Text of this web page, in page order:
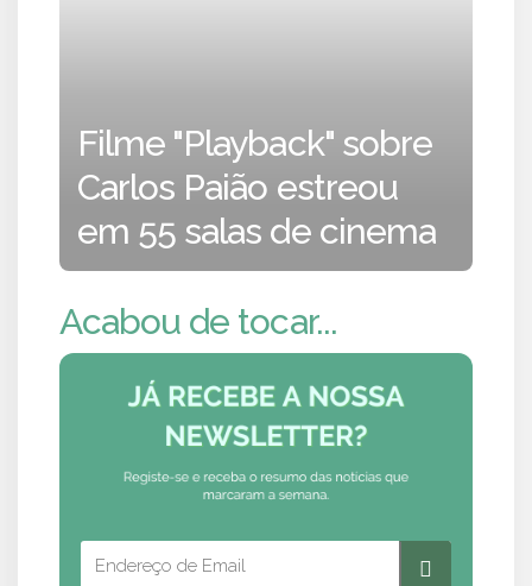
Filme "Playback" sobre
Carlos Paião estreou
em 55 salas de cinema
Acabou de tocar...